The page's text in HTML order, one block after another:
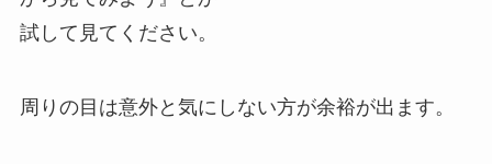
試して見てください。
周りの目は意外と気にしない方が余裕が出ます。